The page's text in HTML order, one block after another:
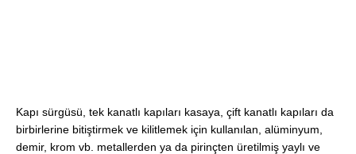
Kapı sürgüsü, tek kanatlı kapıları kasaya, çift kanatlı kapıları da
birbirlerine bitiştirmek ve kilitlemek için kullanılan, alüminyum,
demir, krom vb. metallerden ya da pirinçten üretilmiş yaylı ve